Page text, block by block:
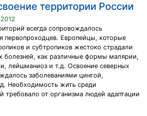
территории России
всегда сопровождалось
первопроходцев. Европейцы, которые
и субтропиков жестоко страдали
болезней, как различные формы малярии,
лейшманиоз и т.д. Освоение северных
заболеваниями цингой,
Необходимость жить среди
требовало от организма людей адаптации